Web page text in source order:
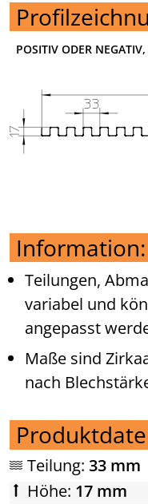
POSITIV ODER NEGATIV,
Information:
Teilungen,
variabel und
angepasst
Maße sind
nach
Teilung:33 mm
Höhe: 17 mm